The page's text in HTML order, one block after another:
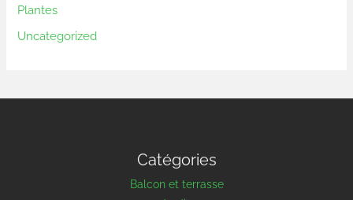
Plantes
Uncategorized
Catégories
Balcon et terrasse